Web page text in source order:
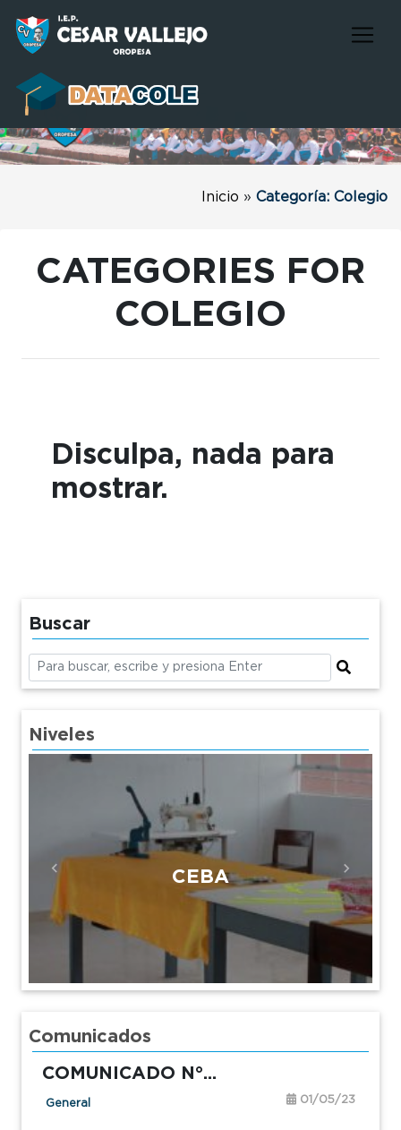
Inicio » Categoría: Colegio
CATEGORIES FOR
COLEGIO
Disculpa, nada para
mostrar.
Buscar
Niveles
CEBA
Previous Next
Comunicados
COMUNICADO N°...
General 01/05/23